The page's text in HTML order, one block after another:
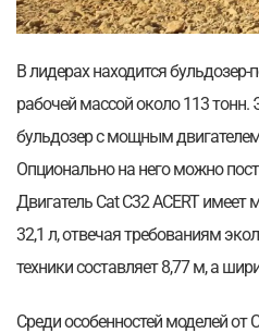
В лидерах находится бульдозер-
рабочей массой около 113 тонн.
бульдозер с мощным
Опционально на него можно
Двигатель Cat C32 ACERT
32,1 л, отвечая требованиям
техники составляет 8,77 м, а
Среди особенностей моделей